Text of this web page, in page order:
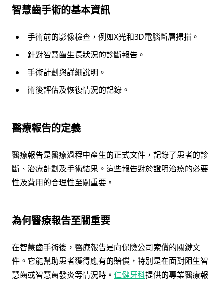
智慧齒手術的基本資訊
手術前的影像檢查，例如X光和3D電腦斷層掃描。
針對智慧齒生長狀況的診斷報告。
手術計劃與詳細說明。
術後評估及恢復情況的記錄。
醫療報告的定義
醫療報告是醫療過程中產生的正式文件，記錄了患者的診
斷、治療計劃及手術結果。這些報告對於證明治療的必要
性及費用的合理性至關重要。
為何醫療報告至關重要
在智慧齒手術後，醫療報告是向保險公司索償的關鍵文
件。它能幫助患者獲得應有的賠償，特別是在面對阻生智
慧齒或智慧齒發炎等情況時。 仁健牙科提供的專業醫療報